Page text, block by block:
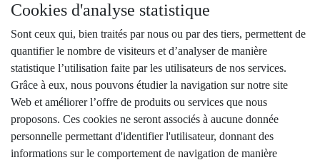
Cookies d'analyse statistique
Sont ceux qui, bien traités par nous ou par des tiers, permettent de
quantifier le nombre de visiteurs et d’analyser de manière
statistique l’utilisation faite par les utilisateurs de nos services.
Grâce à eux, nous pouvons étudier la navigation sur notre site
Web et améliorer l’offre de produits ou services que nous
proposons. Ces cookies ne seront associés à aucune donnée
personnelle permettant d'identifier l'utilisateur, donnant des
informations sur le comportement de navigation de manière